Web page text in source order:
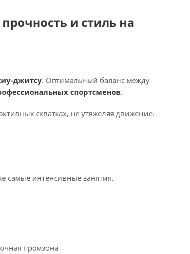
и стиль на
джитсу. Оптимальный баланс между
спортсменов.
схватках, не утяжеляя движение.
интенсивные занятия.
промзона